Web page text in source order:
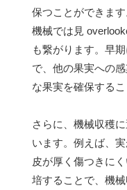
保つことができま
機械では見
も繋がります。早
で、他の果実への
な果実を確保するこ
さらに、機械収穫
います。例えば、
皮が厚く傷つきに
培することで、機